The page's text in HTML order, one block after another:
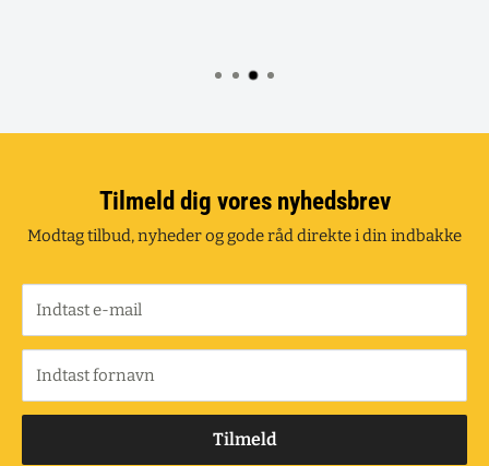
Tilmeld dig vores nyhedsbrev
Modtag tilbud, nyheder og gode råd direkte i din indbakke
Indtast e-mail
Indtast fornavn
Tilmeld